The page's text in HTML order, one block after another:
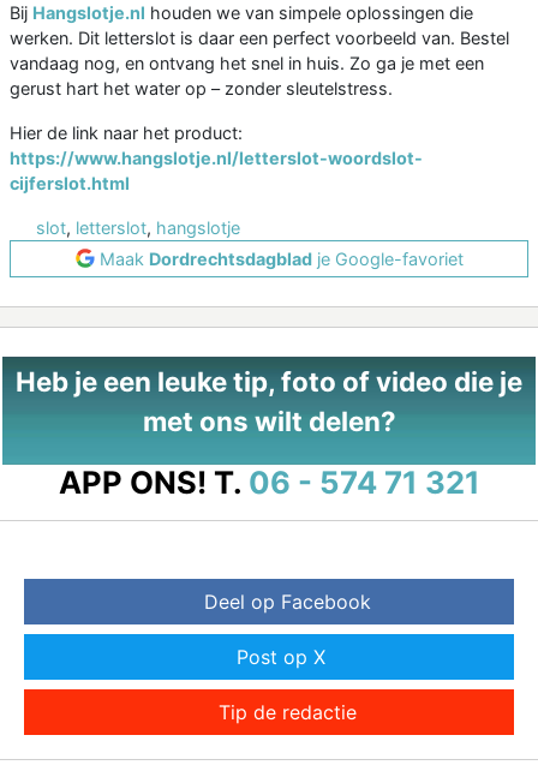
Bij Hangslotje.nl houden we van simpele oplossingen die
werken. Dit letterslot is daar een perfect voorbeeld van. Bestel
vandaag nog, en ontvang het snel in huis. Zo ga je met een
gerust hart het water op – zonder sleutelstress.
Hier de link naar het product:
https://www.hangslotje.nl/letterslot-woordslot-
cijferslot.html
slot, letterslot, hangslotje
Maak Dordrechtsdagbladje Google-favoriet
Heb je een leuke tip, foto of video die je
met ons wilt delen?
APP ONS! T. 06 - 574 71 321
Deel op Facebook
Post op X
Tip de redactie